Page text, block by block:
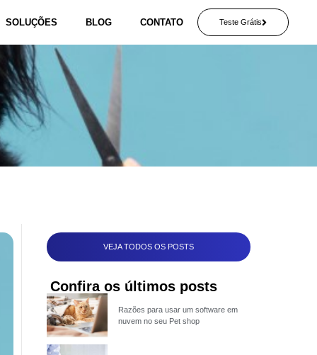
SOLUÇÕES BLOG CONTATO Teste Grátis
VEJA TODOS OS POSTS
Confira os últimos posts
Razões para usar um software em
nuvem no seu Pet shop